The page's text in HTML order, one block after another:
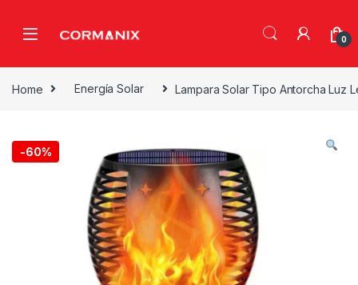
0
Home Energía Solar Lampara Solar Tipo Antorcha Luz
-60%